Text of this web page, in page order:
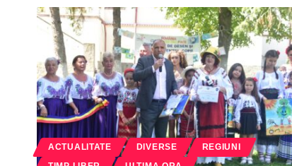
ACTUALITATE DIVERSE REGIUNI